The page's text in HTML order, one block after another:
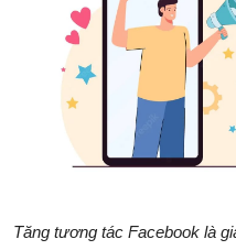
Tăng tương tác Facebook là